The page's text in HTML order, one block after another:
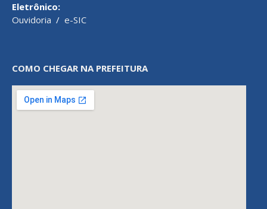
Eletrônico:
Ouvidoria / e-SIC
COMO CHEGAR NA PREFEITURA